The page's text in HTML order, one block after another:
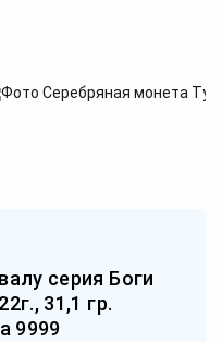
серия Боги
31,1 гр.
9999